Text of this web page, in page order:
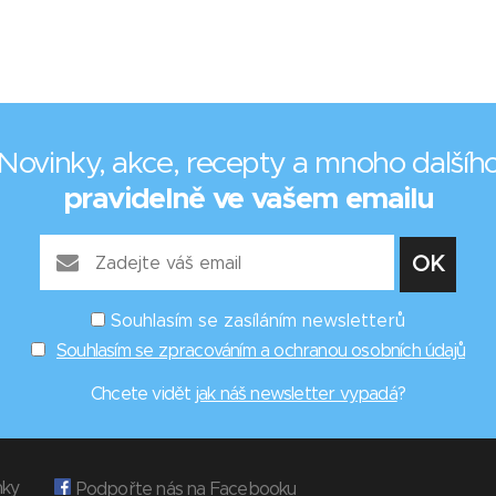
Novinky, akce, recepty a mnoho
pravidelně ve vašem emailu
Souhlasím se zasíláním newsletterů
Souhlasím se zpracováním a ochranou osobních údajů
Chcete vidět jak náš newsletter vypadá?
Podpořte nás na Facebooku